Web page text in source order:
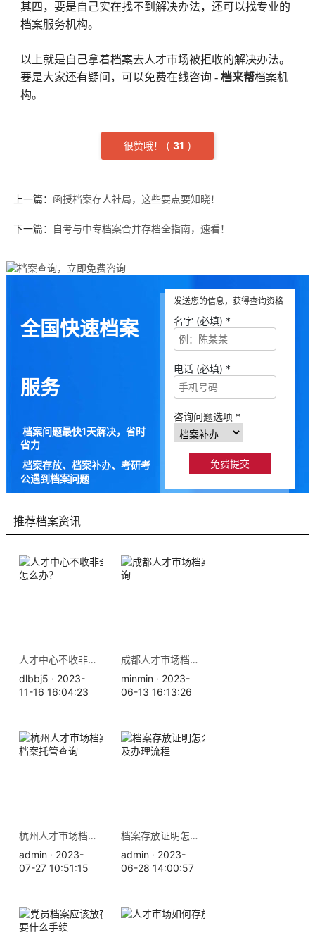
其四，要是自己实在找不到解决办法，还可以找专业的
档案服务机构。
以上就是自己拿着档案去人才市场被拒收的解决办法。
要是大家还有疑问，可以免费在线咨询 - 档来帮档案机
构。
很赞哦！ ( 31 )
上一篇： ​​​​​​​函授档案存人社局，这些要点要知晓！
下一篇： 自考与中专档案合并存档全指南，速看！
全国快速档案
服务
档案问题最快1天解决，省时
省力
档案存放、档案补办、考研考
公遇到档案问题
发送您的信息，获得查询资格
名字 (必填) *
电话 (必填) *
咨询问题选项 *
推荐档案资讯
人才中心不收非全日制档案怎么办？
dlbbj5 · 2023-
11-16 16:04:23
成都人才市场档案存放地查询
minmin · 2023-
06-13 16:13:26
杭州人才市场档案存放地址 档案托管查询
admin · 2023-
07-27 10:51:15
档案存放证明怎么开，材料及办理流程
admin · 2023-
06-28 14:00:57